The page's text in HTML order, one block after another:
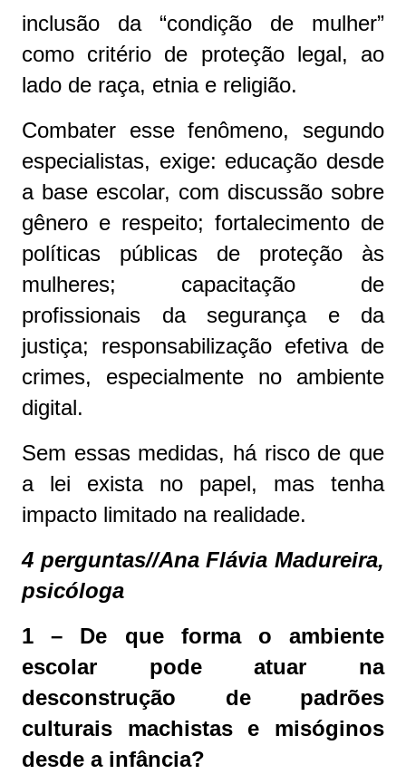
inclusão da “condição de mulher”
como critério de proteção legal, ao
lado de raça, etnia e religião.
Combater esse fenômeno, segundo
especialistas, exige: educação desde
a base escolar, com discussão sobre
gênero e respeito; fortalecimento de
políticas públicas de proteção às
mulheres; capacitação de
profissionais da segurança e da
justiça; responsabilização efetiva de
crimes, especialmente no ambiente
digital.
Sem essas medidas, há risco de que
a lei exista no papel, mas tenha
impacto limitado na realidade.
4 perguntas//Ana Flávia Madureira,
psicóloga
1 – De que forma o ambiente
escolar pode atuar na
desconstrução de padrões
culturais machistas e misóginos
desde a infância?